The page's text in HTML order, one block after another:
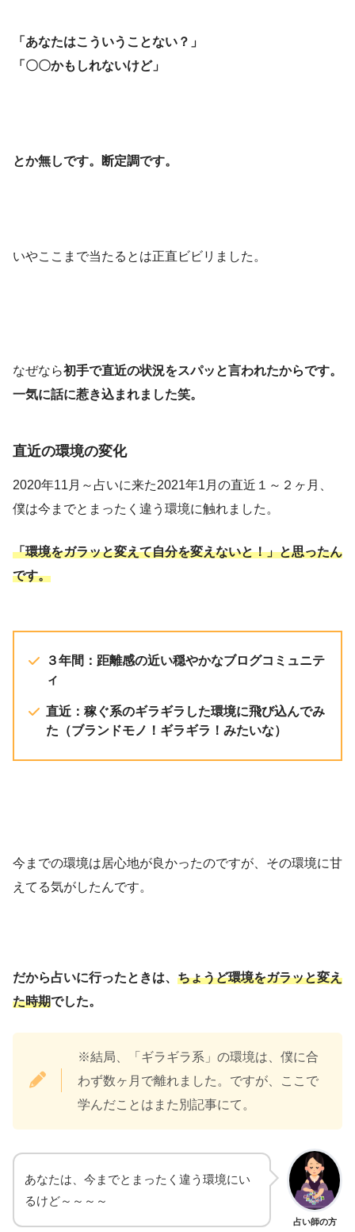
「あなたはこういうことない？」
「〇〇かもしれないけど」
とか無しです。断定調です。
いやここまで当たるとは正直ビビリました。
なぜなら初手で直近の状況をスパッと言われたからです。
一気に話に惹き込まれました笑。
直近の環境の変化
2020年11月～占いに来た2021年1月の直近１～２ヶ月、
僕は今までとまったく違う環境に触れました。
「環境をガラッと変えて自分を変えないと！」と思ったん
です。
３年間：距離感の近い穏やかなブログコミュニテ
ィ
直近：稼ぐ系のギラギラした環境に飛び込んでみ
た（ブランドモノ！ギラギラ！みたいな）
今までの環境は居心地が良かったのですが、その環境に甘
えてる気がしたんです。
だから占いに行ったときは、 ちょうど環境をガラッと変え
た時期でした。
※結局、「ギラギラ系」の環境は、僕に合
わず数ヶ月で離れました。ですが、ここで
学んだことはまた別記事にて。
占い師の方
あなたは、今までとまったく違う環境にい
るけど～～～～